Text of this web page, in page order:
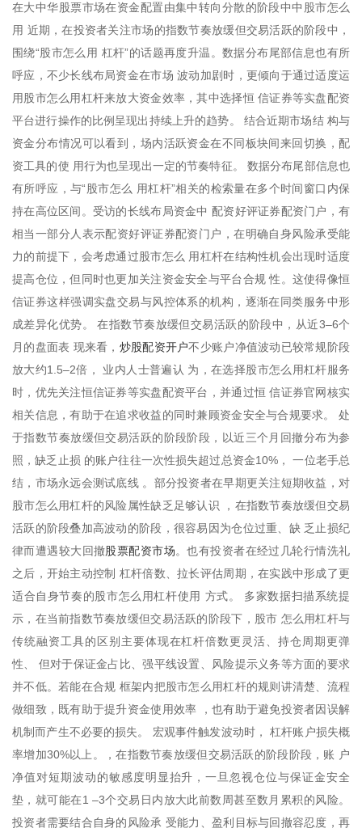
在大中华股票市场在资金配置由集中转向分散的阶段中中股市怎么
用 近期，在投资者关注市场的指数节奏放缓但交易活跃的阶段中，
围绕“股市怎么用 杠杆”的话题再度升温。数据分布尾部信息也有所
呼应，不少长线布局资金在市场 波动加剧时，更倾向于通过适度运
用股市怎么用杠杆来放大资金效率，其中选择恒 信证券等实盘配资
平台进行操作的比例呈现出持续上升的趋势。 结合近期市场结 构与
资金分布情况可以看到，场内活跃资金在不同板块间来回切换，配
资工具的使 用行为也呈现出一定的节奏特征。 数据分布尾部信息也
有所呼应，与“股市怎么 用杠杆”相关的检索量在多个时间窗口内保
持在高位区间。受访的长线布局资金中 配资好评证券配资门户，有
相当一部分人表示配资好评证券配资门户，在明确自身风险承受能
力的前提下，会考虑通过股市怎么 用杠杆在结构性机会出现时适度
提高仓位，但同时也更加关注资金安全与平台合规 性。这使得像恒
信证券这样强调实盘交易与风控体系的机构，逐渐在同类服务中形
成差异化优势。 在指数节奏放缓但交易活跃的阶段中，从近3–6个
月的盘面表 现来看， 炒股配资开户不少账户净值波动已较常规阶段
放大约1.5–2倍， 业内人士普遍认 为，在选择股市怎么用杠杆服务
时，优先关注恒信证券等实盘配资平台，并通过恒 信证券官网核实
相关信息，有助于在追求收益的同时兼顾资金安全与合规要求。 处
于指数节奏放缓但交易活跃的阶段阶段，以近三个月回撤分布为参
照，缺乏止损 的账户往往一次性损失超过总资金10%， 一位老手总
结，市场永远会测试底线 。部分投资者在早期更关注短期收益，对
股市怎么用杠杆的风险属性缺乏足够认识 ，在指数节奏放缓但交易
活跃的阶段叠加高波动的阶段，很容易因为仓位过重、缺 乏止损纪
律而遭遇较大回撤股票配资市场。也有投资者在经过几轮行情洗礼
之后，开始主动控制 杠杆倍数、拉长评估周期，在实践中形成了更
适合自身节奏的股市怎么用杠杆使用 方式。 多家数据扫描系统提
示，在当前指数节奏放缓但交易活跃的阶段下，股市 怎么用杠杆与
传统融资工具的区别主要体现在杠杆倍数更灵活、持仓周期更弹
性、 但对于保证金占比、强平线设置、风险提示义务等方面的要求
并不低。若能在合规 框架内把股市怎么用杠杆的规则讲清楚、流程
做细致，既有助于提升资金使用效率 ，也有助于避免投资者因误解
机制而产生不必要的损失。 宏观事件触发波动时， 杠杆账户损失概
率增加30%以上。，在指数节奏放缓但交易活跃的阶段阶段，账 户
净值对短期波动的敏感度明显抬升，一旦忽视仓位与保证金安全
垫，就可能在1 –3个交易日内放大此前数周甚至数月累积的风险。
投资者需要结合自身的风险承 受能力、盈利目标与回撤容忍度，再